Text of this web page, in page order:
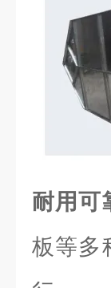
耐用可
板等多